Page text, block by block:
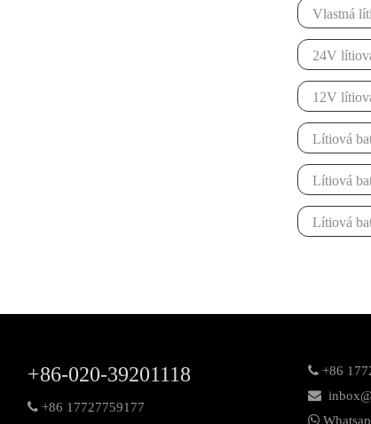
Vlastná
24V
12V
Lítiová
Lítiová
Lítiová
+86-020-39201118
+86 17727759177
+86

